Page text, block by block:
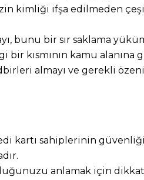
kimliği ifşa edilmeden
bunu bir sır saklama
kısmının kamu alanına
almayı ve gerekli
kartı sahiplerinin
anlamak için